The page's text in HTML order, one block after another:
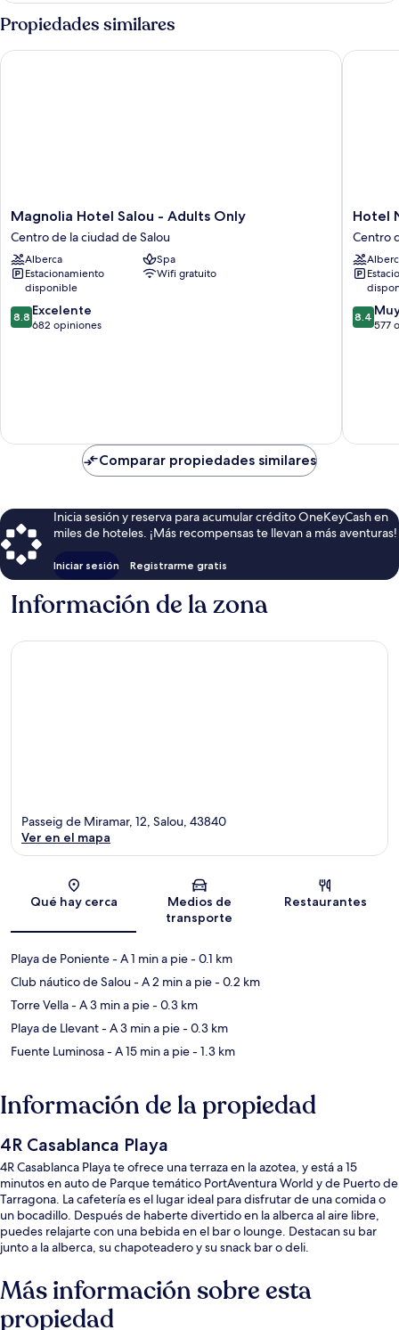
Propiedades similares
Magnolia
Hotel
Salou
-
Adults
Only
Centro
de
Magnolia Hotel Salou - Adults Only
Centro de la ciudad de Salou
Alberca
Spa
Estacionamiento
disponible
Wifi gratuito
8.8
de
8.8 Excelente
682 opiniones
Magnolia Hotel Salou - Adults Only
Hotel
Num
Centro
de
la
ciudad
de
Salou
Hotel
Centro
8.4
de
8.4
577
Hotel
Comparar propiedades similares
Inicia sesión y reserva para acumular crédito OneKeyCash en
miles de hoteles. ¡Más recompensas te llevan a más aventuras!
Iniciar sesión Registrarme gratis
Información de la zona
Sección del mapa
Passeig de Miramar, 12, Salou, 43840
Ver en el mapa
Qué hay cerca
Medios de
transporte
Restaurantes
Playa de Poniente- A 1 min a pie- 0.1 km
Club náutico de Salou- A 2 min a pie- 0.2 km
Torre Vella- A 3 min a pie- 0.3 km
Playa de Llevant- A 3 min a pie- 0.3 km
Fuente Luminosa- A 15 min a pie- 1.3 km
Información de la propiedad
4R Casablanca Playa
4R Casablanca Playa te ofrece una terraza en la azotea, y está a 15
minutos en auto de Parque temático PortAventura World y de Puerto de
Tarragona. La cafetería es el lugar ideal para disfrutar de una comida o
un bocadillo. Después de haberte divertido en la alberca al aire libre,
puedes relajarte con una bebida en el bar o lounge. Destacan su bar
junto a la alberca, su chapoteadero y su snack bar o deli.
Más información sobre esta
propiedad